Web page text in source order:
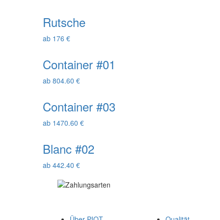
Rutsche
ab 176 €
Container #01
ab 804.60 €
Container #03
ab 1470.60 €
Blanc #02
ab 442.40 €